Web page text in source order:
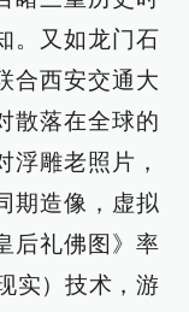
。又如龙门石
合西安交通大
散落在全球的
浮雕老照片，
期造像，虚拟
后礼佛图》率
实）技术，游